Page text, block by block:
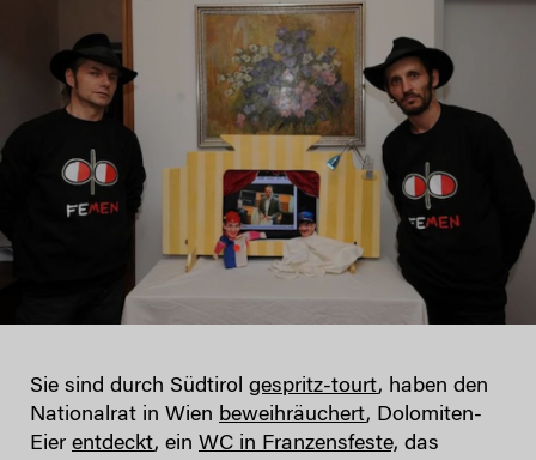
Sie sind durch Südtirol gespritz-tourt, haben den
Nationalrat in Wien beweihräuchert, Dolomiten-
Eier entdeckt, ein WC in Franzensfeste, das